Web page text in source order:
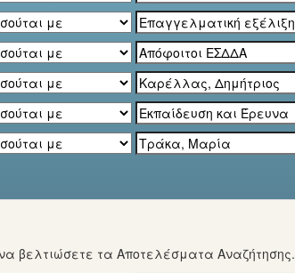
βελτιώσετε τα Αποτελέσματα Αναζήτησης.